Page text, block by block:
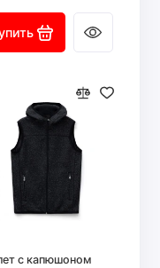
с капюшоном